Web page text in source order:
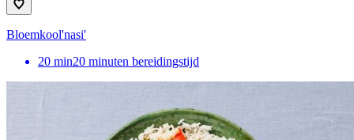
Bloemkool'nasi'
20 min20 minuten bereidingstijd